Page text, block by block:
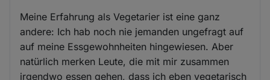
Meine Erfahrung als Vegetarier ist eine ganz
andere: Ich hab noch nie jemanden ungefragt auf
auf meine Essgewohnheiten hingewiesen. Aber
natürlich merken Leute, die mit mir zusammen
irgendwo essen gehen, dass ich eben vegetarisch